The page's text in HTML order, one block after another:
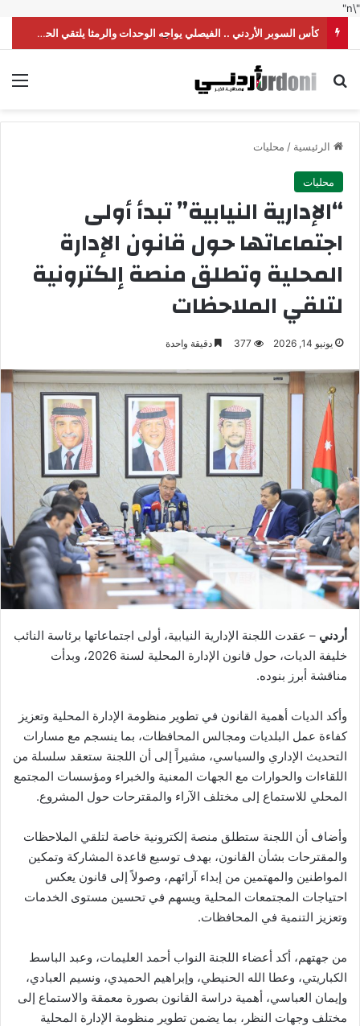
"\n"
كأس السوبر الأردني .. الفيصلي يواجه الوحدات والرمثا يلتقي الحسين
بحث عن
الرئيسية / محليات
محليات
“الإدارية النيابية” تبدأ أولى
اجتماعاتها حول قانون الإدارة
المحلية وتطلق منصة إلكترونية
لتلقي الملاحظات
يونيو 14, 2026 377 دقيقة واحدة
أردني – عقدت اللجنة الإدارية النيابية، أولى اجتماعاتها برئاسة النائب
خليفة الديات، حول قانون الإدارة المحلية لسنة 2026، وبدأت
مناقشة أبرز بنوده.
وأكد الديات أهمية القانون في تطوير منظومة الإدارة المحلية وتعزيز
كفاءة عمل البلديات ومجالس المحافظات، بما ينسجم مع مسارات
التحديث الإداري والسياسي، مشيراً إلى أن اللجنة ستعقد سلسلة من
اللقاءات والحوارات مع الجهات المعنية والخبراء ومؤسسات المجتمع
المحلي للاستماع إلى مختلف الآراء والمقترحات حول المشروع.
وأضاف أن اللجنة ستطلق منصة إلكترونية خاصة لتلقي الملاحظات
والمقترحات بشأن القانون، بهدف توسيع قاعدة المشاركة وتمكين
المواطنين والمهتمين من إبداء آرائهم، وصولاً إلى قانون يعكس
احتياجات المجتمعات المحلية ويسهم في تحسين مستوى الخدمات
وتعزيز التنمية في المحافظات.
من جهتهم، أكد أعضاء اللجنة النواب أحمد العليمات، وعبد الباسط
الكباريتي، وعطا الله الحنيطي، وإبراهيم الحميدي، ونسيم العبادي،
وإيمان العباسي، أهمية دراسة القانون بصورة معمقة والاستماع إلى
مختلف وجهات النظر، بما يضمن تطوير منظومة الإدارة المحلية